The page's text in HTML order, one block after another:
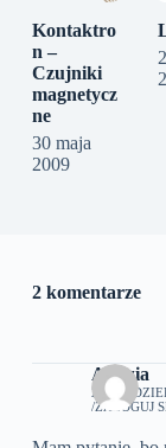
Kontaktro
n –
Czujniki
magnetycz
ne
30 maja
2009
2 komentarze
Andzia
25
ZALOGUJ